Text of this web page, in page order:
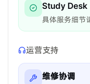
Study Desk
具体服务细节
运营支持
维修协调